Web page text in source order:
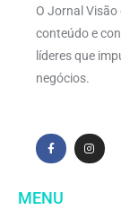
O Jornal Visão
conteúdo e
líderes que
negócios.
MENU